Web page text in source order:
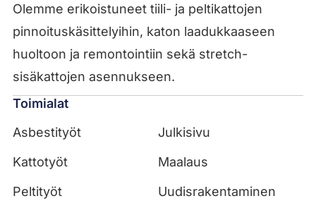
Olemme erikoistuneet tiili- ja peltikattojen
pinnoituskäsittelyihin, katon laadukkaaseen
huoltoon ja remontointiin sekä stretch-
sisäkattojen asennukseen.
Toimialat
Asbestityöt
Julkisivu
Kattotyöt
Maalaus
Peltityöt
Uudisrakentaminen